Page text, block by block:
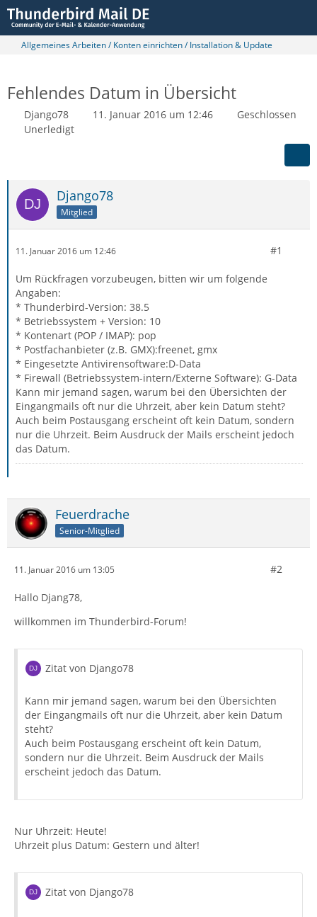
Allgemeines Arbeiten / Konten einrichten / Installation & Update
Fehlendes Datum in Übersicht
Django78 11. Januar 2016 um 12:46
Geschlossen
Unerledigt
Django78
Mitglied
11. Januar 2016 um 12:46 #1
Um Rückfragen vorzubeugen, bitten wir um folgende
Angaben:
* Thunderbird-Version: 38.5
* Betriebssystem + Version: 10
* Kontenart (POP / IMAP): pop
* Postfachanbieter (z.B. GMX):freenet, gmx
* Eingesetzte Antivirensoftware:D-Data
* Firewall (Betriebssystem-intern/Externe Software): G-Data
Kann mir jemand sagen, warum bei den Übersichten der
Eingangmails oft nur die Uhrzeit, aber kein Datum steht?
Auch beim Postausgang erscheint oft kein Datum, sondern
nur die Uhrzeit. Beim Ausdruck der Mails erscheint jedoch
das Datum.
Feuerdrache
Senior-Mitglied
11. Januar 2016 um 13:05 #2
Hallo Djang78,
willkommen im Thunderbird-Forum!
Zitat von Django78
Kann mir jemand sagen, warum bei den Übersichten
der Eingangmails oft nur die Uhrzeit, aber kein Datum
steht?
Auch beim Postausgang erscheint oft kein Datum,
sondern nur die Uhrzeit. Beim Ausdruck der Mails
erscheint jedoch das Datum.
Nur Uhrzeit: Heute!
Uhrzeit plus Datum: Gestern und älter!
Zitat von Django78